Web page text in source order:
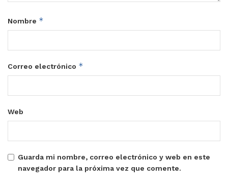
Nombre *
Correo electrónico *
Web
Guarda mi nombre, correo electrónico y web en este
navegador para la próxima vez que comente.